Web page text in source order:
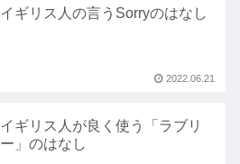
イギリス人の言うSorryのはなし
2022.06.21
イギリス人が良く使う「ラブリ
ー」のはなし